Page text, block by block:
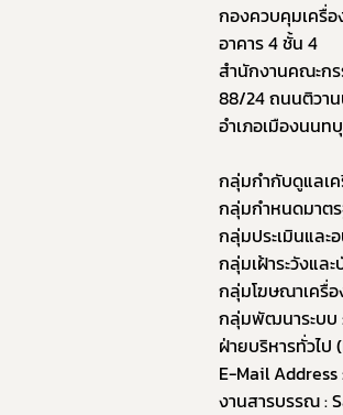
กองควบคุมเครื่อ
อาคาร 4 ชั้น 4
สำนักงานคณะกร
88/24 ถนนติวา
อำเภอเมืองนนท
กลุ่มกำกับดูแลเ
กลุ่มกำหนดมาตร
กลุ่มประเมินและ
กลุ่มเฝ้าระวังแล
กลุ่มโฆษณาเครื่อ
กลุ่มพัฒนาระบบ
ฝ่ายบริหารทั่วไป
E-Mail
งานสารบรรณ :